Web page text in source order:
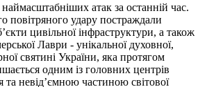
наймасштабніших атак за останній час.
повітряного удару постраждали
цивільної інфраструктури, а також
Лаври - унікальної духовної,
святині України, яка протягом
одним із головних центрів
невід’ємною частиною світової